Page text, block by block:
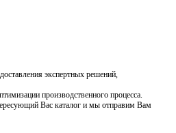
экспертных решений,
производственного процесса.
Вас каталог и мы отправим Вам